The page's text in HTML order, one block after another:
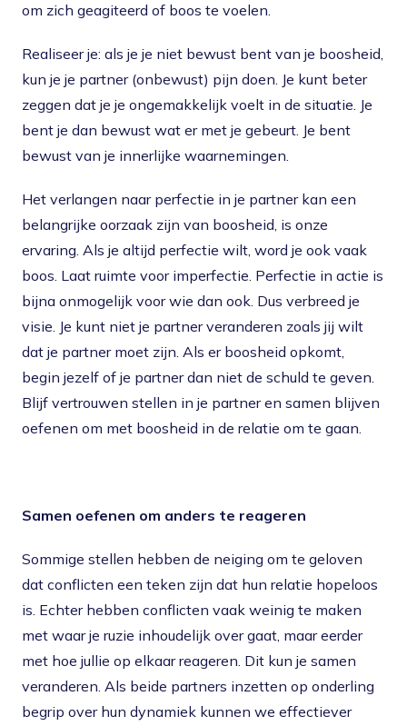
om zich geagiteerd of boos te voelen.
Realiseer je: als je je niet bewust bent van je boosheid,
kun je je partner (onbewust) pijn doen. Je kunt beter
zeggen dat je je ongemakkelijk voelt in de situatie. Je
bent je dan bewust wat er met je gebeurt. Je bent
bewust van je innerlijke waarnemingen.
Het verlangen naar perfectie in je partner kan een
belangrijke oorzaak zijn van boosheid, is onze
ervaring. Als je altijd perfectie wilt, word je ook vaak
boos. Laat ruimte voor imperfectie. Perfectie in actie is
bijna onmogelijk voor wie dan ook. Dus verbreed je
visie. Je kunt niet je partner veranderen zoals jij wilt
dat je partner moet zijn. Als er boosheid opkomt,
begin jezelf of je partner dan niet de schuld te geven.
Blijf vertrouwen stellen in je partner en samen blijven
oefenen om met boosheid in de relatie om te gaan.
Samen oefenen om anders te reageren
Sommige stellen hebben de neiging om te geloven
dat conflicten een teken zijn dat hun relatie hopeloos
is. Echter hebben conflicten vaak weinig te maken
met waar je ruzie inhoudelijk over gaat, maar eerder
met hoe jullie op elkaar reageren. Dit kun je samen
veranderen. Als beide partners inzetten op onderling
begrip over hun dynamiek kunnen we effectiever